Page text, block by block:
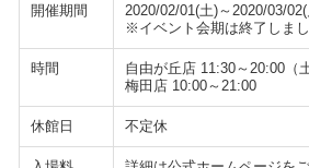
開催期間
2020/02/01(土)～2020/03/
※イベント会期は終了しま
時間
自由が丘店 11:30～20:00（
梅田店 10:00～21:00
休館日 不定休